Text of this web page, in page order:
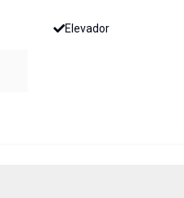
Elevador